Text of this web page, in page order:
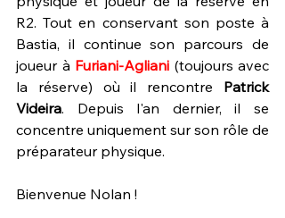
R2. Tout en conservant son poste à
Bastia, il continue son parcours de
joueur à Furiani-Agliani (toujours avec
la réserve) où il rencontre Patrick
Videira. Depuis l'an dernier, il se
concentre uniquement sur son rôle de
préparateur physique.
Bienvenue Nolan !